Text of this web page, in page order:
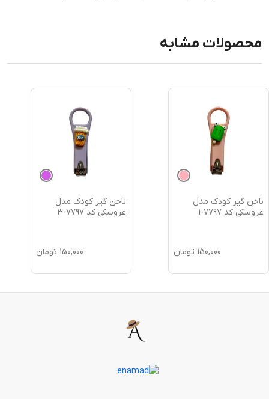
محصولات مشابه
ناخن گیر کودک مدل
عروسکی کد 7797-1
150,000 تومان
ناخن گیر کودک مدل
عروسکی کد 7797-3
150,000 تومان